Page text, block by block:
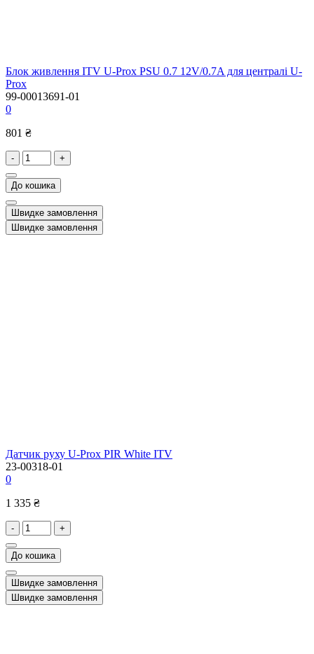
Блок живлення ITV U-Prox PSU 0.7 12V/0.7A для централі U-
Prox
99-00013691-01
0
801 ₴
- +
До кошика
Швидке замовлення
Швидке замовлення
Датчик руху U-Prox PIR White ITV
23-00318-01
0
1 335 ₴
- +
До кошика
Швидке замовлення
Швидке замовлення